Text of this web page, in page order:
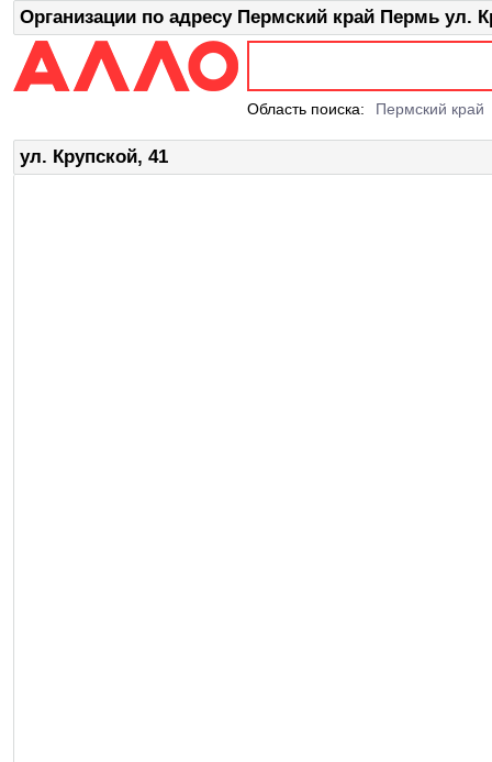
Организации по адресу Пермский край Пермь ул.
Область поиска: Пермский край
ул. Крупской, 41